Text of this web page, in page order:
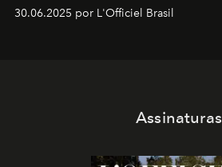
30.06.2025 por L'Officiel Brasil
Assinaturas